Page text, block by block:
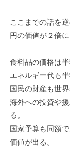
ここまでの話を
円の価値が２倍
食料品の価格は半
エネルギー代も半
国民の財産も世
海外への投資や
る。
国家予算も同額
価値が出る。